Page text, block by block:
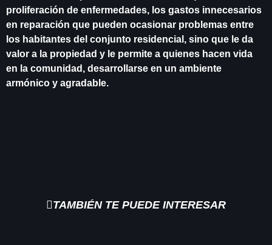
proliferación de enfermedades, los gastos innecesarios
en reparación que pueden ocasionar problemas entre
los habitantes del conjunto residencial, sino que le da
valor a la propiedad y le permite a quienes hacen vida
en la comunidad, desarrollarse en un ambiente
armónico y agradable.
TAMBIÉN TE PUEDE INTERESAR